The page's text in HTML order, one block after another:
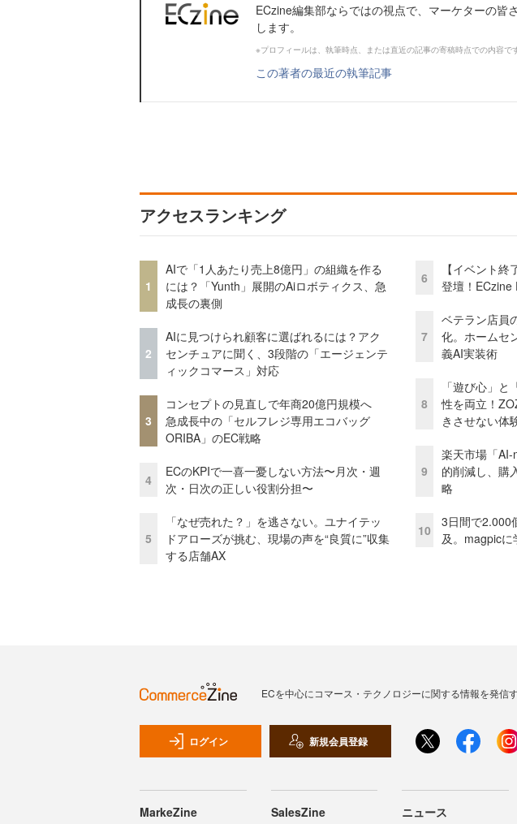
ECzine編集部ならではの視点で、マーケターの皆
します。
※プロフィールは、執筆時点、または直近の記事の寄稿時点での内容で
この著者の最近の執筆記事
アクセスランキング
1
AIで「1人あたり売上8億円」の組織を作る
には？「Yunth」展開のAiロボティクス、急
成長の裏側
2
AIに見つけられ顧客に選ばれるには？アク
センチュアに聞く、3段階の「エージェンテ
ィックコマース」対応
3
コンセプトの見直しで年商20億円規模へ
急成長中の「セルフレジ専用エコバッグ
ORIBA」のEC戦略
4
ECのKPIで一喜一憂しない方法〜月次・週
次・日次の正しい役割分担〜
5
「なぜ売れた？」を逃さない。ユナイテッ
ドアローズが挑む、現場の声を“良質に”収集
する店舗AX
6
【イベント
登壇！ECzine
7
ベテラン店員
化。ホームセ
義AI実装術
8
「遊び心」
性を両立！
きさせない体
9
楽天市場「
的削減し、購
略
10
3日間で2.000
及。magpic
ECを中心にコマース・テクノロジーに関する情報を発信
ログイン 新規会員登録
MarkeZine SalesZine ニュース